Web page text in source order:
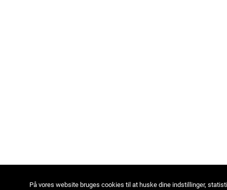
På vores website bruges cookies til at huske dine indstillinger,